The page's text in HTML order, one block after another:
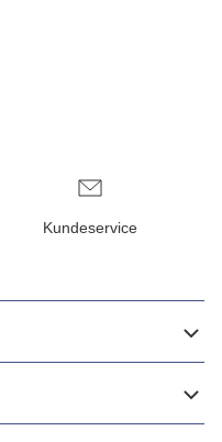
Kundeservice